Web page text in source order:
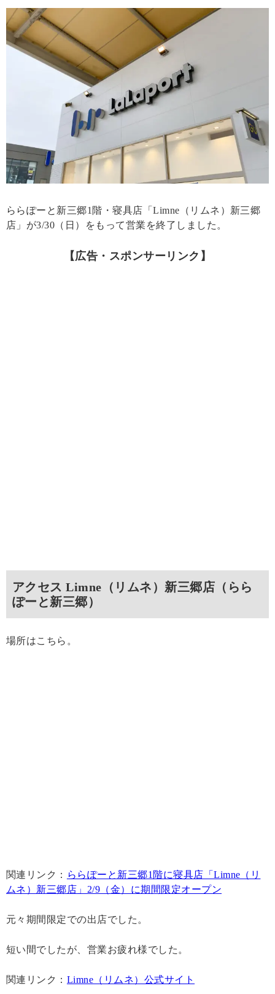
ららぽーと新三郷1階・寝具店「Limne（リムネ）新三郷
店」が3/30（日）をもって営業を終了しました。
【広告・スポンサーリンク】
アクセス Limne（リムネ）新三郷店（らら
ぽーと新三郷）
場所はこちら。
関連リンク： ららぽーと新三郷1階に寝具店「Limne（リ
ムネ）新三郷店」2/9（金）に期間限定オープン
元々期間限定での出店でした。
短い間でしたが、営業お疲れ様でした。
関連リンク： Limne（リムネ）公式サイト